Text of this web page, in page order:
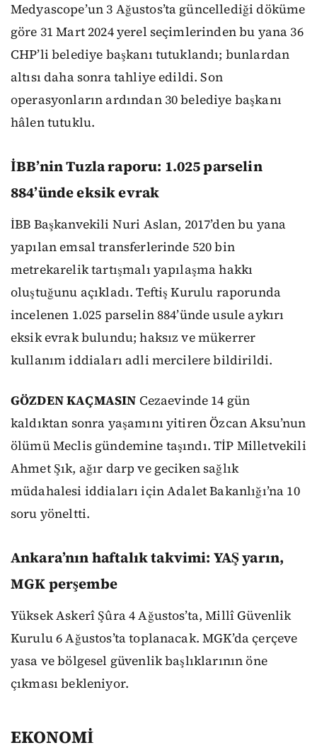
Medyascope’un 3 Ağustos’ta güncellediği döküme
göre 31 Mart 2024 yerel seçimlerinden bu yana 36
CHP’li belediye başkanı tutuklandı; bunlardan
altısı daha sonra tahliye edildi. Son
operasyonların ardından 30 belediye başkanı
hâlen tutuklu.
İBB’nin Tuzla raporu: 1.025 parselin
884’ünde eksik evrak
İBB Başkanvekili Nuri Aslan, 2017’den bu yana
yapılan emsal transferlerinde 520 bin
metrekarelik tartışmalı yapılaşma hakkı
oluştuğunu açıkladı. Teftiş Kurulu raporunda
incelenen 1.025 parselin 884’ünde usule aykırı
eksik evrak bulundu; haksız ve mükerrer
kullanım iddiaları adli mercilere bildirildi.
GÖZDEN KAÇMASIN Cezaevinde 14 gün
kaldıktan sonra yaşamını yitiren Özcan Aksu’nun
ölümü Meclis gündemine taşındı. TİP Milletvekili
Ahmet Şık, ağır darp ve geciken sağlık
müdahalesi iddiaları için Adalet Bakanlığı’na 10
soru yöneltti.
Ankara’nın haftalık takvimi: YAŞ yarın,
MGK perşembe
Yüksek Askerî Şûra 4 Ağustos’ta, Millî Güvenlik
Kurulu 6 Ağustos’ta toplanacak. MGK’da çerçeve
yasa ve bölgesel güvenlik başlıklarının öne
çıkması bekleniyor.
EKONOMİ